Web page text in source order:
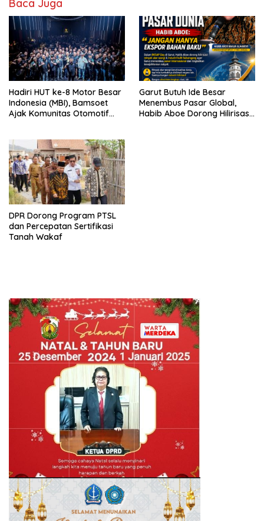
Baca Juga
Hadiri HUT ke-8 Motor Besar
Indonesia (MBI), Bamsoet
Ajak Komunitas Otomotif
Derasnya Provokasi Pecah
Belah Bangsa
Garut Butuh Ide Besar
Menembus Pasar Global,
Habib Aboe Dorong Hilirisasi
DPR Dorong Program PTSL
dan Percepatan Sertifikasi
Tanah Wakaf